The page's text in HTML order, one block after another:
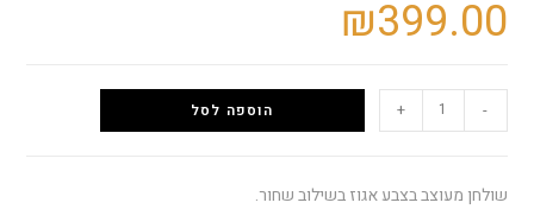
₪399.00
-
+ הוספה לסל
שולחן מעוצב בצבע אגוז בשילוב שחור.